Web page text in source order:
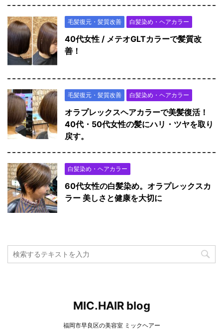
毛髪復元・髪質改善 白髪染め・ヘアカラー
40代女性 / メテオGLTカラーで髪質改
善！
毛髪復元・髪質改善 白髪染め・ヘアカラー
オラプレックスヘアカラーで美髪復活！
40代・50代女性の髪にハリ・ツヤを取り
戻す。
白髪染め・ヘアカラー
60代女性の白髪染め。オラプレックスカ
ラー 美しさと健康を大切に
MIC.HAIR blog
福岡市早良区の美容室 ミックヘアー